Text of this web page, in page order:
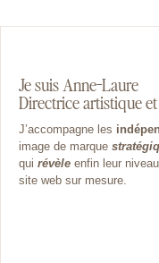
Je suis Anne-Laure
Directrice artistique
J’accompagne les
image de marque
qui révèle enfin leur
site web sur mesure.